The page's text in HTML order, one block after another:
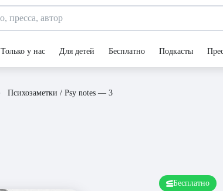
Только у нас Для детей Бесплатно Подкасты
Психозаметки / Psy notes — 3
Бесплатно